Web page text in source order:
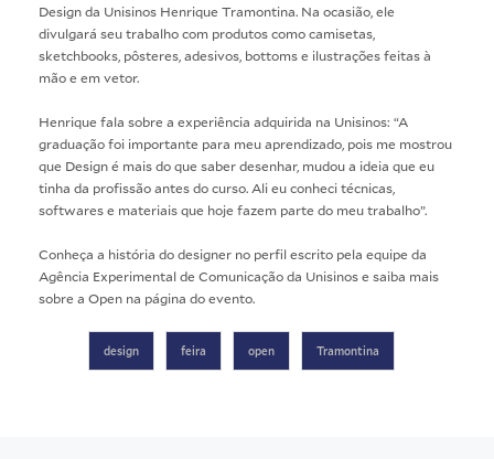
Designda Unisinos Henrique Tramontina. Na ocasião, ele
divulgará seu trabalho com produtos como camisetas,
sketchbooks, pôsteres, adesivos, bottoms e ilustrações feitas à
mão e em vetor.
Henrique fala sobre a experiência adquirida na Unisinos: “A
graduação foi importante para meu aprendizado, pois me mostrou
que Design é mais do que saber desenhar, mudou a ideia que eu
tinha da profissão antes do curso. Ali eu conheci técnicas,
softwares e materiais que hoje fazem parte do meu trabalho”.
Conheça a história do designer no perfil escrito pela equipe da
Agência Experimental de Comunicação da Unisinose saiba mais
sobre a Open na página do evento.
design feira open Tramontina